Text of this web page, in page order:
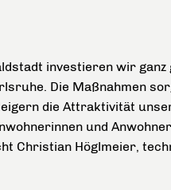
investieren wir ganz
Die Maßnahmen
die Attraktivität
und
Christian Höglmeier,